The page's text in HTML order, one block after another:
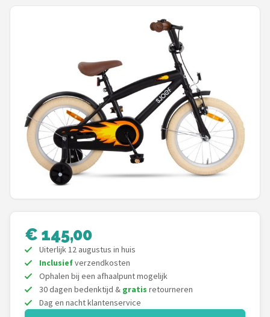
Mountainbikes
Shop
POPULAIRE MERKEN
Basil
Volare
ABUS
AXA
New Looxs
BBB Cycling
€ 145,00
Uiterlijk 12 augustus in huis
Inclusiefverzendkosten
Ophalen bij een afhaalpunt mogelijk
30 dagen bedenktijd & gratis retourneren
Dag en nacht klantenservice